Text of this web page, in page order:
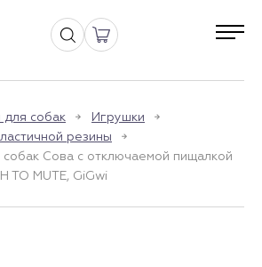
собак
Игрушки
резины
Сова с отключаемой пищалкой
TO MUTE, GiGwi